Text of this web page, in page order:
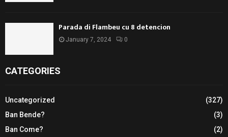
Parada di Flambeu cu 8 detencion
January 7, 2024 0
CATEGORIES
Uncategorized
(327)
Ban Bende?
(3)
Ban Come?
(2)